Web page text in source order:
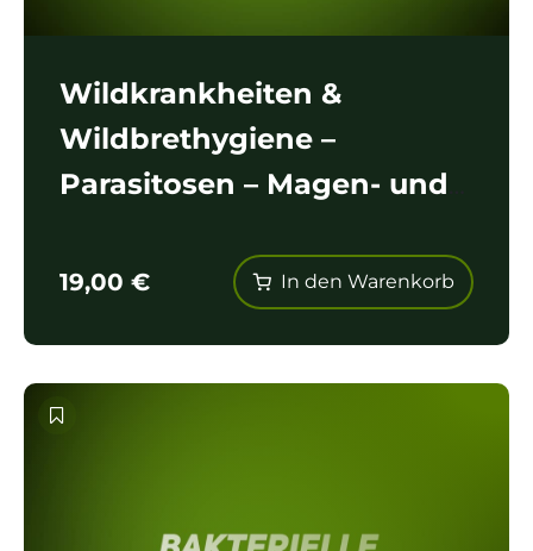
Wildkrankheiten &
Wildbrethygiene –
Parasitosen – Magen- und
19,00 € In den Warenkorb